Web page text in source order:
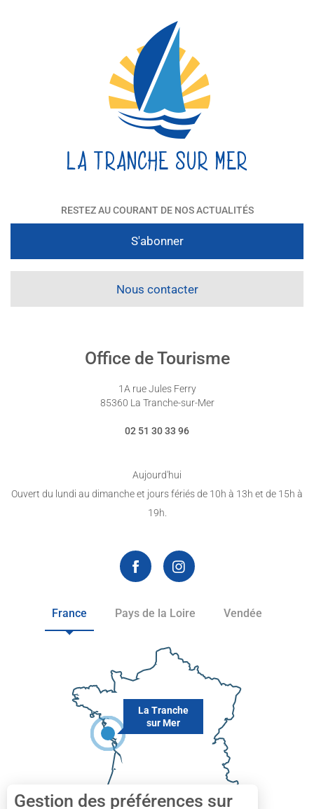
RESTEZ AU COURANT DE NOS ACTUALITÉS
S'abonner
Nous contacter
Office de Tourisme
1A rue Jules Ferry
85360 La Tranche-sur-Mer
02 51 30 33 96
Aujourd'hui
Ouvert du lundi au dimanche et jours fériés de 10h à 13h et de 15h à
19h.
France Pays de la Loire Vendée
La Tranche
sur Mer
Gestion des préférences sur